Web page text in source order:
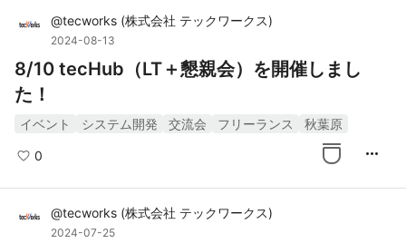
@tecworks (株式会社 テックワークス)
2024-08-13
8/10 tecHub（LT＋懇親会）を開催しまし
た！
イベント システム開発 交流会 フリーランス 秋葉原
0 more_horiz
@tecworks (株式会社 テックワークス)
2024-07-25